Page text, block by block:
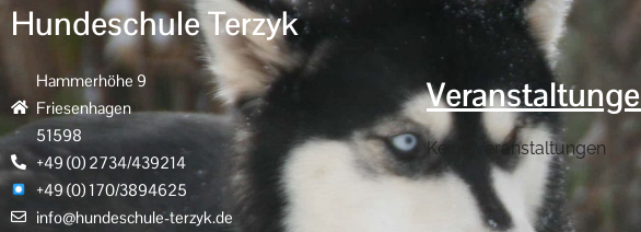
Hundeschule Terzyk
Hammerhöhe 9
Friesenhagen
51598
+49 (0) 2734/439214
+49 (0) 170/3894625
info@hundeschule-terzyk.de
Keine Veranstaltungen